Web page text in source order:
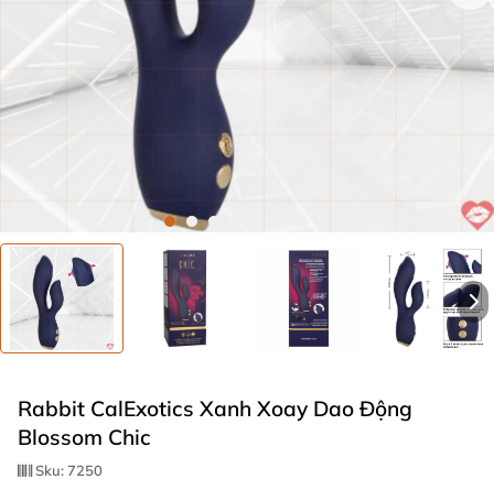
Rabbit CalExotics Xanh Xoay Dao Động
Blossom Chic
Sku:7250